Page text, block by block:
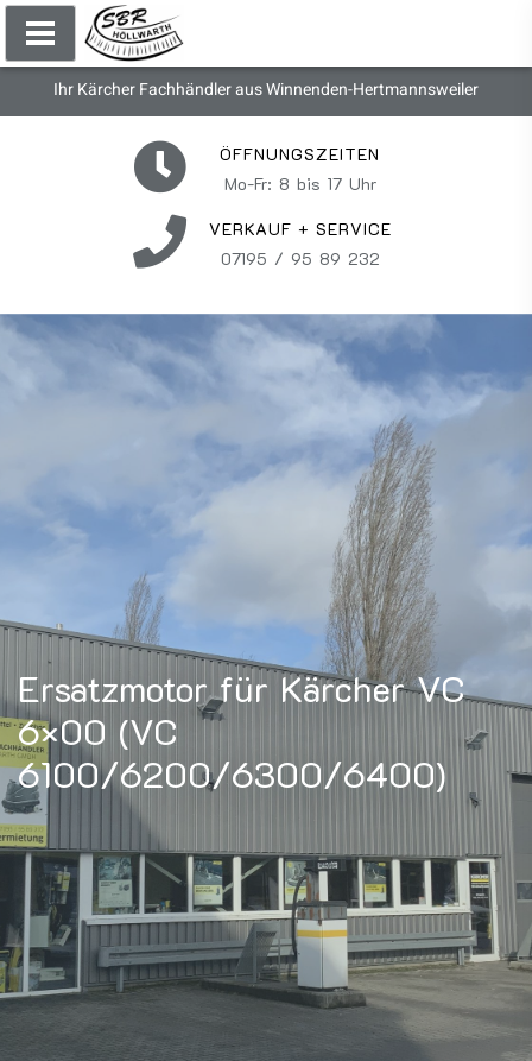
Ihr Kärcher Fachhändler aus Winnenden-Hertmannsweiler
ÖFFNUNGSZEITEN
Mo-Fr: 8 bis 17 Uhr
VERKAUF + SERVICE
07195 / 95 89 232
Ersatzmotor für Kärcher VC
6×00 (VC
6100/6200/6300/6400)